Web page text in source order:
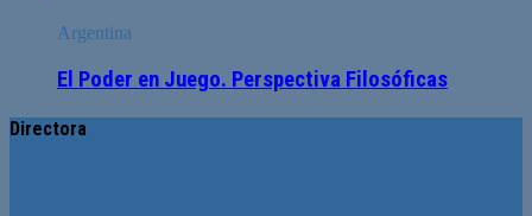
Argentina
El Poder en Juego. Perspectiva Filosóficas
Directora